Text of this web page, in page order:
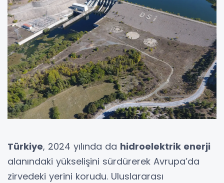
Türkiye, 2024 yılında da hidroelektrik enerji
alanındaki yükselişini sürdürerek Avrupa’da
zirvedeki yerini korudu. Uluslararası